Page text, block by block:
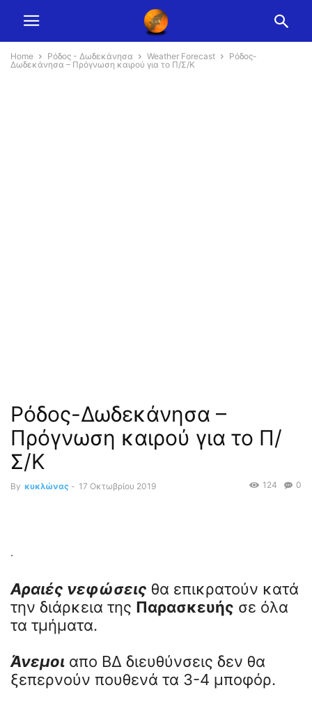
Home Ρόδος - Δωδεκάνησα Weather Forecast
Ρόδος-
Δωδεκάνησα – Πρόγνωση καιρού για το Π/Σ/Κ
Ρόδος-Δωδεκάνησα –
Πρόγνωση καιρού για το Π/
Σ/Κ
By κυκλώνας - 17 Οκτωβρίου 2019 0
124
.
Αραιές νεφώσεις θα επικρατούν κατά
την διάρκεια της Παρασκευής σε όλα
τα τμήματα.
Άνεμοι απο ΒΔ διευθύνσεις δεν θα
ξεπερνούν πουθενά τα 3-4 μποφόρ.